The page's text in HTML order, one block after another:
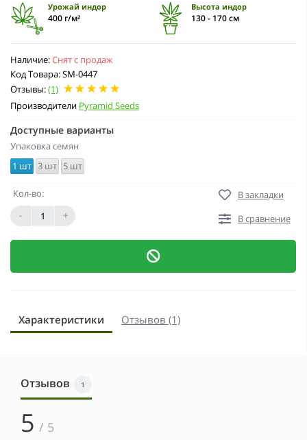
Наличие:Снят с продаж
Код Товара: SM-0447
Отзывы:(1)
Производители Pyramid Seeds
Урожай индор
400 г/м²
Высота индор
130 - 170 см
Доступные варианты
Упаковка семян
1 шт 3 шт 5 шт
Кол-во:
-
+
В закладки
В сравнение
Характеристики Отзывов (1)
Отзывов 1
5 / 5